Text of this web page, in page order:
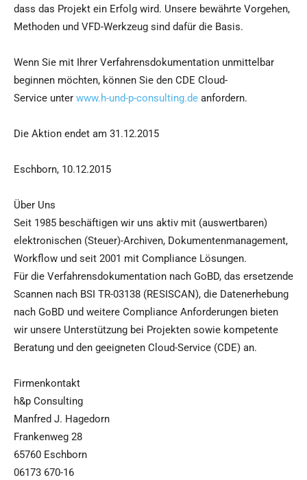
dass das Projekt ein Erfolg wird. Unsere bewährte Vorgehen,
Methoden und VFD-Werkzeug sind dafür die Basis.
Wenn Sie mit Ihrer Verfahrensdokumentation unmittelbar
beginnen möchten, können Sie den CDE Cloud-
Service unter www.h-und-p-consulting.de anfordern.
Die Aktion endet am 31.12.2015
Eschborn, 10.12.2015
Über Uns
Seit 1985 beschäftigen wir uns aktiv mit (auswertbaren)
elektronischen (Steuer)-Archiven, Dokumentenmanagement,
Workflow und seit 2001 mit Compliance Lösungen.
Für die Verfahrensdokumentation nach GoBD, das ersetzende
Scannen nach BSI TR-03138 (RESISCAN), die Datenerhebung
nach GoBD und weitere Compliance Anforderungen bieten
wir unsere Unterstützung bei Projekten sowie kompetente
Beratung und den geeigneten Cloud-Service (CDE) an.
Firmenkontakt
h&p Consulting
Manfred J. Hagedorn
Frankenweg 28
65760 Eschborn
06173 670-16